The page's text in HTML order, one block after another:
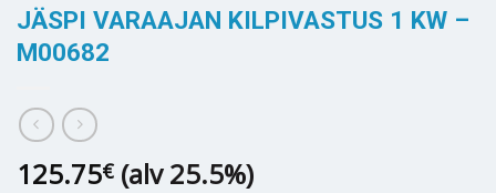
JÄSPI VARAAJAN KILPIVASTUS 1 KW –
M00682
125.75€ (alv 25.5%)